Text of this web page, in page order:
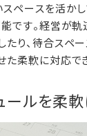
ペースを活か
です。経営が軌
り、待合スペー
柔軟に対応で
ールを柔